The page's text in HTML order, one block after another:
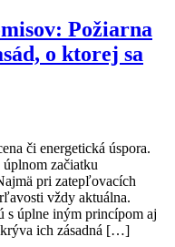
Požiarna
o ktorej sa
či energetická úspora.
začiatku
pri zatepľovacích
vždy aktuálna.
s úplne iným princípom aj
ich zásadná […]